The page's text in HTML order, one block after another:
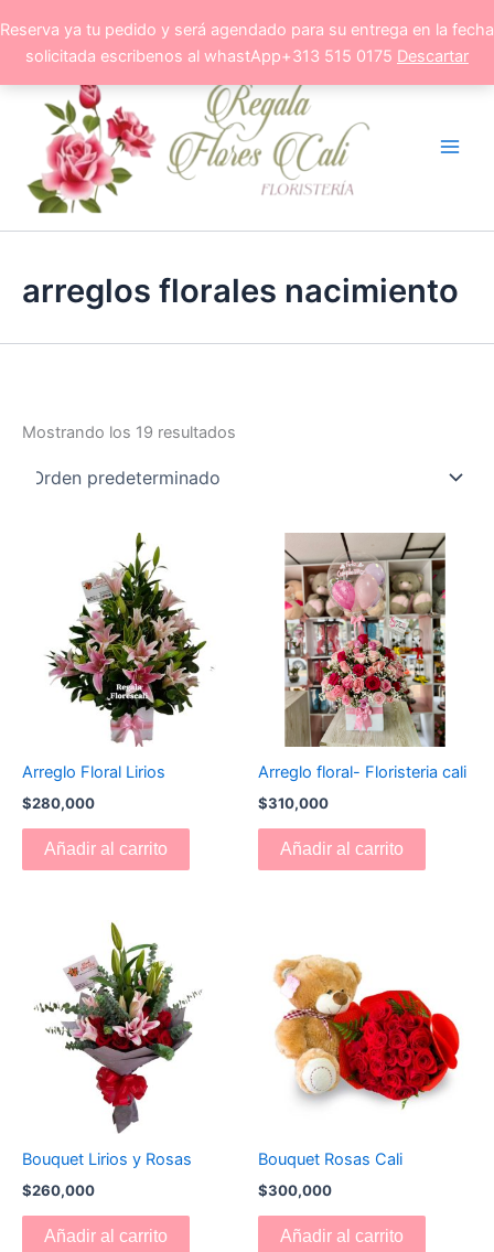
Reserva ya tu pedido y será agendado para su entrega en la fecha
solicitada escribenos al whastApp+313 515 0175 Descartar
al
contenido
arreglos florales nacimiento
Mostrando los 19 resultados
Arreglo Floral Lirios
$280,000
Añadir al carrito
Arreglo floral- Floristeria cali
$310,000
Añadir al carrito
Bouquet Lirios y Rosas
$260,000
Añadir al carrito
Bouquet Rosas Cali
$300,000
Añadir al carrito